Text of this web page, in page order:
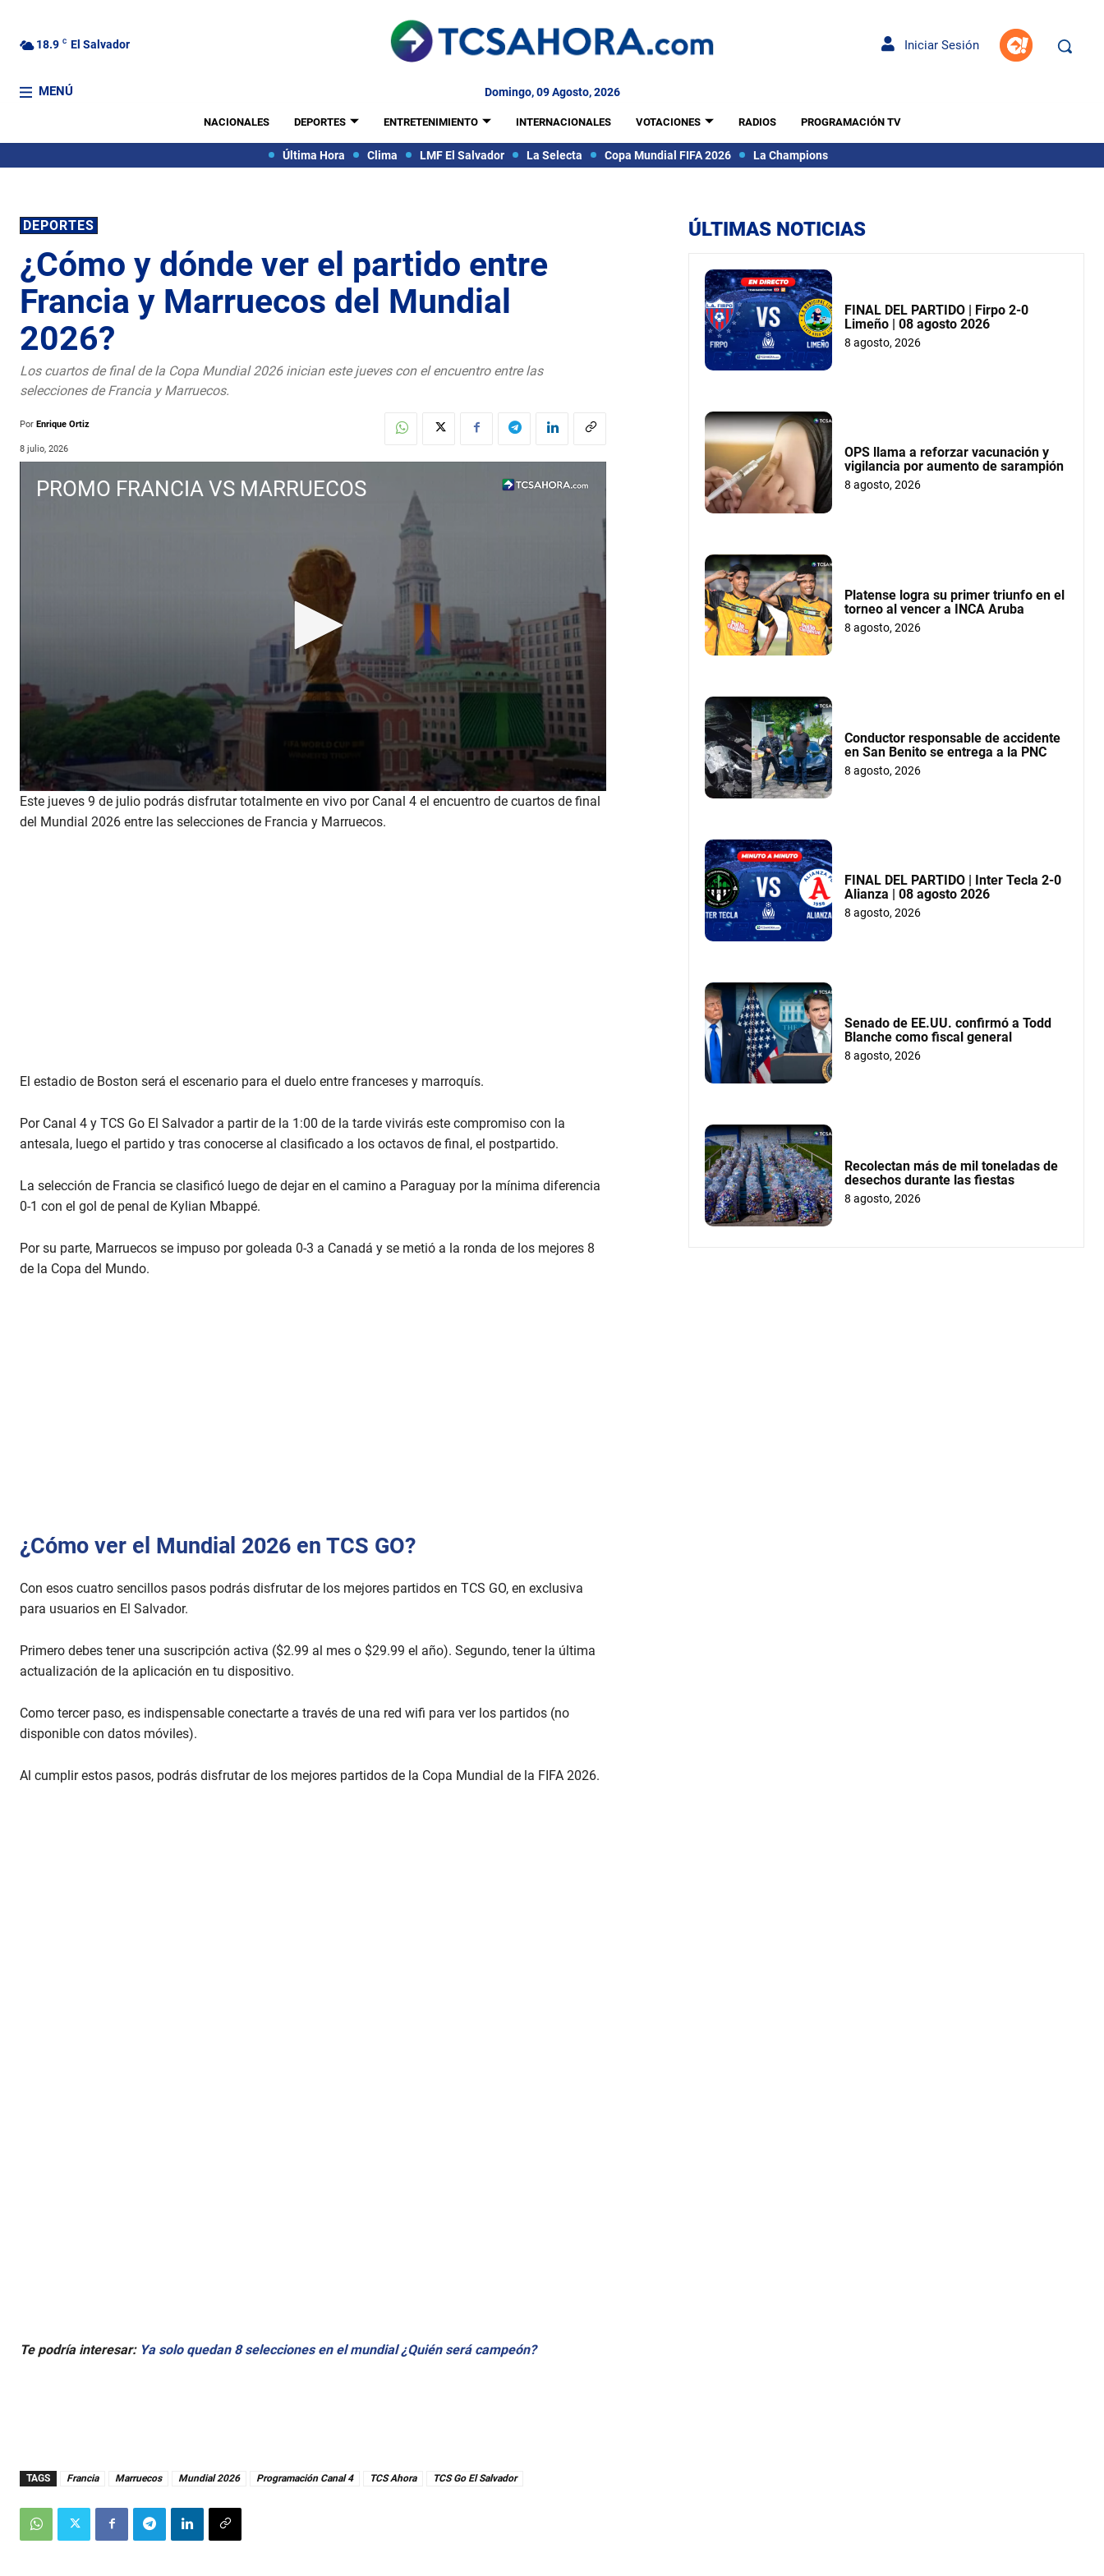
18.9 C El Salvador Iniciar Sesión
MENÚ Domingo, 09 Agosto, 2026
NACIONALES DEPORTES ENTRETENIMIENTO INTERNACIONALES VOTACIONES RADIOS PROGRAMACIÓN TV
Última Hora Clima LMF El Salvador La Selecta Copa Mundial FIFA 2026 La Champions
DEPORTES
¿Cómo y dónde ver el partido entre
Francia y Marruecos del Mundial
2026?
Los cuartos de final de la Copa Mundial 2026 inician este jueves con el encuentro entre las
selecciones de Francia y Marruecos.
Por Enrique Ortiz
8 julio, 2026
PROMO FRANCIA VS MARRUECOS
0
s
e
l
u
9
0
%
Este jueves 9 de julio podrás disfrutar totalmente en vivo por Canal 4 el encuentro de cuartos de final
del Mundial 2026 entre las selecciones de Francia y Marruecos.
El estadio de Boston será el escenario para el duelo entre franceses y marroquís.
Por Canal 4 y TCS Go El Salvador a partir de la 1:00 de la tarde vivirás este compromiso con la
antesala, luego el partido y tras conocerse al clasificado a los octavos de final, el postpartido.
La selección de Francia se clasificó luego de dejar en el camino a Paraguay por la mínima diferencia
0-1 con el gol de penal de Kylian Mbappé.
Por su parte, Marruecos se impuso por goleada 0-3 a Canadá y se metió a la ronda de los mejores 8
de la Copa del Mundo.
¿Cómo ver el Mundial 2026 en TCS GO?
Con esos cuatro sencillos pasos podrás disfrutar de los mejores partidos en TCS GO, en exclusiva
para usuarios en El Salvador.
Primero debes tener una suscripción activa ($2.99 al mes o $29.99 el año). Segundo, tener la última
actualización de la aplicación en tu dispositivo.
Como tercer paso, es indispensable conectarte a través de una red wifi para ver los partidos (no
disponible con datos móviles).
Al cumplir estos pasos, podrás disfrutar de los mejores partidos de la Copa Mundial de la FIFA 2026.
Te podría interesar: Ya solo quedan 8 selecciones en el mundial ¿Quién será campeón?
TAGS Francia Marruecos Mundial 2026 Programación Canal 4 TCS Ahora TCS Go El Salvador
ÚLTIMAS NOTICIAS
FINAL DEL PARTIDO | Firpo 2-0
Limeño | 08 agosto 2026
8 agosto, 2026
OPS llama a reforzar vacunación y
vigilancia por aumento de sarampión
8 agosto, 2026
Platense logra su primer triunfo en el
torneo al vencer a INCA Aruba
8 agosto, 2026
Conductor responsable de accidente
en San Benito se entrega a la PNC
8 agosto, 2026
FINAL DEL PARTIDO | Inter Tecla 2-0
Alianza | 08 agosto 2026
8 agosto, 2026
Senado de EE.UU. confirmó a Todd
Blanche como fiscal general
8 agosto, 2026
Recolectan más de mil toneladas de
desechos durante las fiestas
8 agosto, 2026